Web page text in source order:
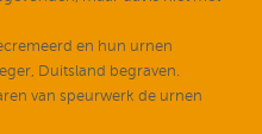
en hun urnen
Duitsland begraven.
van speurwerk de urnen